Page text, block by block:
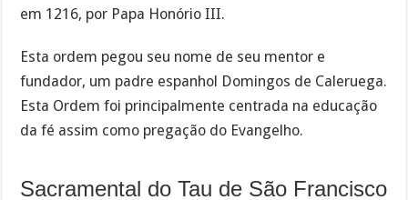
em 1216, por Papa Honório III.
Esta ordem pegou seu nome de seu mentor e
fundador, um padre espanhol Domingos de Caleruega.
Esta Ordem foi principalmente centrada na educação
da fé assim como pregação do Evangelho.
Sacramental do Tau de São Francisco